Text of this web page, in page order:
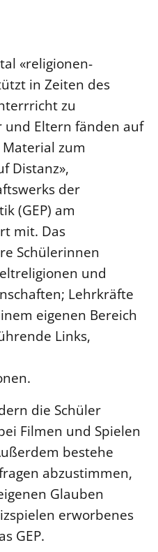
«religionen-
in Zeiten des
zu
und Eltern fänden auf
zum
Distanz»,
der
(GEP) am
mit. Das
Schülerinnen
und
Lehrkräfte
eigenen Bereich
Links,
die Schüler
Filmen und Spielen
bestehe
abzustimmen,
Glauben
erworbenes
GEP.
Gewalt